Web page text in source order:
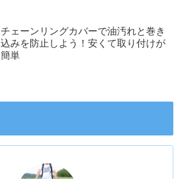
チェーンリングカバーで油汚れと巻き
込みを防止しよう！安くて取り付けが
簡単